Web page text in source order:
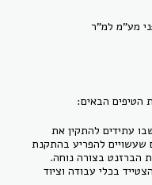
הטיפים הבאים:
עתידים להתקין את
שעשויים להפריע בהתקנת
הברזנט בצורה נוחה.
בכלי עבודה וציוד